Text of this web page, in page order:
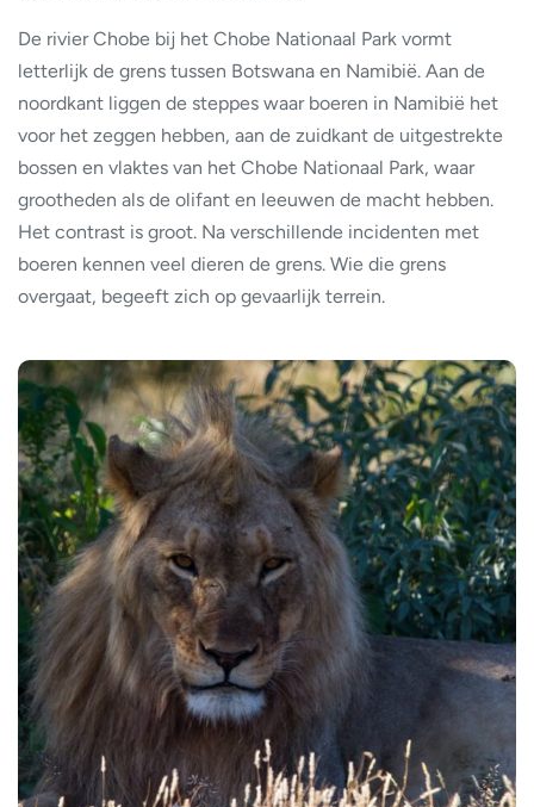
De rivier Chobe bij het Chobe Nationaal Park vormt
letterlijk de grens tussen Botswana en Namibië. Aan de
noordkant liggen de steppes waar boeren in Namibië het
voor het zeggen hebben, aan de zuidkant de uitgestrekte
bossen en vlaktes van het Chobe Nationaal Park, waar
grootheden als de olifant en leeuwen de macht hebben.
Het contrast is groot. Na verschillende incidenten met
boeren kennen veel dieren de grens. Wie die grens
overgaat, begeeft zich op gevaarlijk terrein.